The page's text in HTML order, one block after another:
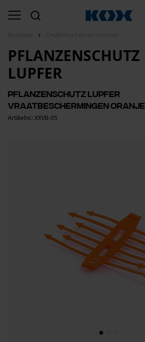
PFLANZENSCHUTZ
LUPFER
Pflanzenschutz Lupfer
Vraatbeschermingen oranje
Artikelnr.: XXVB-05